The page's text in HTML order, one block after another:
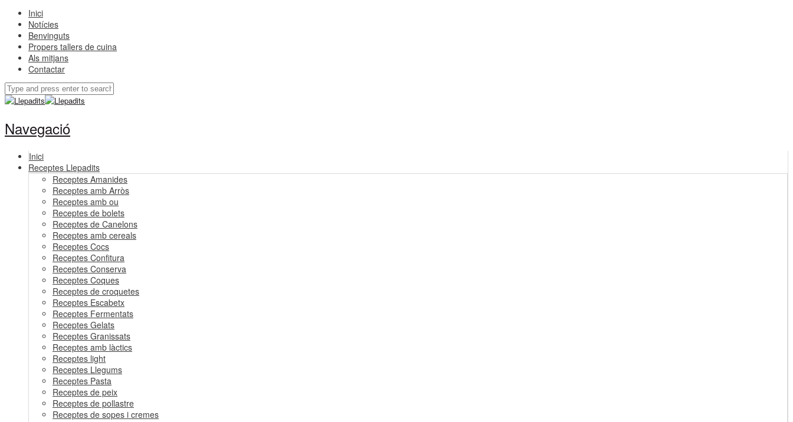
Inici
Notícies
Benvinguts
Propers tallers de cuina
Als mitjans
Contactar
Navegació
Inici
Receptes Llepadits
Receptes Amanides
Receptes amb Arròs
Receptes amb ou
Receptes de bolets
Receptes de Canelons
Receptes amb cereals
Receptes Cocs
Receptes Confitura
Receptes Conserva
Receptes Coques
Receptes de croquetes
Receptes Escabetx
Receptes Fermentats
Receptes Gelats
Receptes Granissats
Receptes amb làctics
Receptes light
Receptes Llegums
Receptes Pasta
Receptes de peix
Receptes de pollastre
Receptes de sopes i cremes